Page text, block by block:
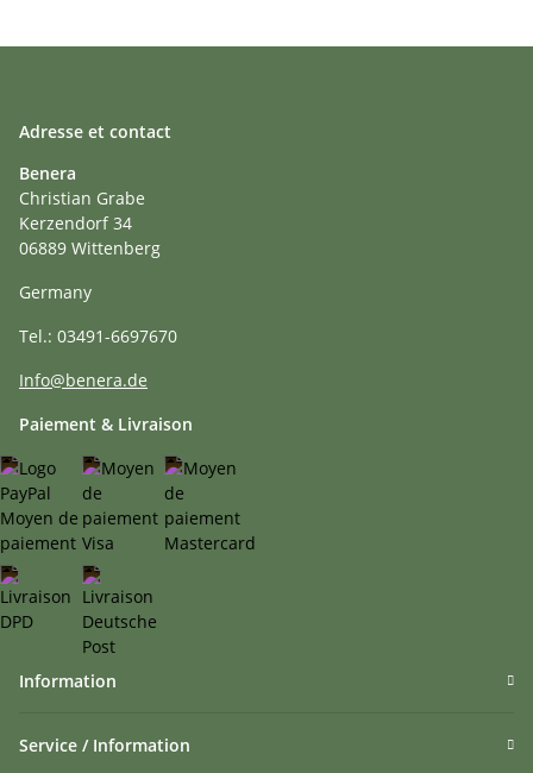
Adresse et contact
Benera
Christian Grabe
Kerzendorf 34
06889 Wittenberg
Germany
Tel.: 03491-6697670
Info@benera.de
Paiement & Livraison
Information
Service / Information